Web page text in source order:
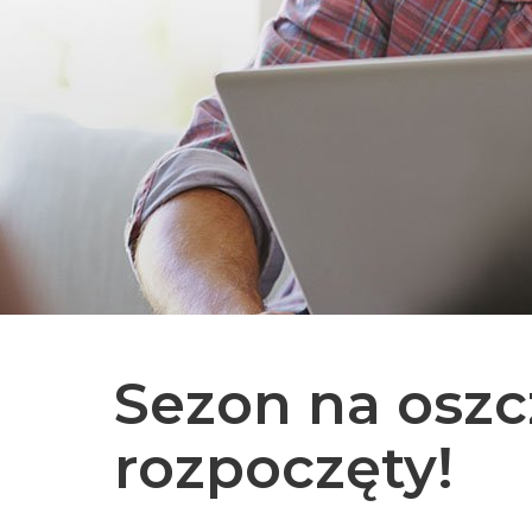
Sezon na
rozpoczęty!